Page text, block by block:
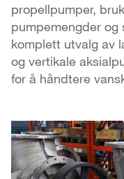
propellpumper,
pumpemengder og
komplett utvalg av
og vertikale
for å håndtere